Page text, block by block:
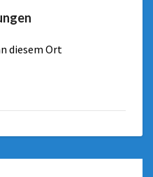
diesem Ort